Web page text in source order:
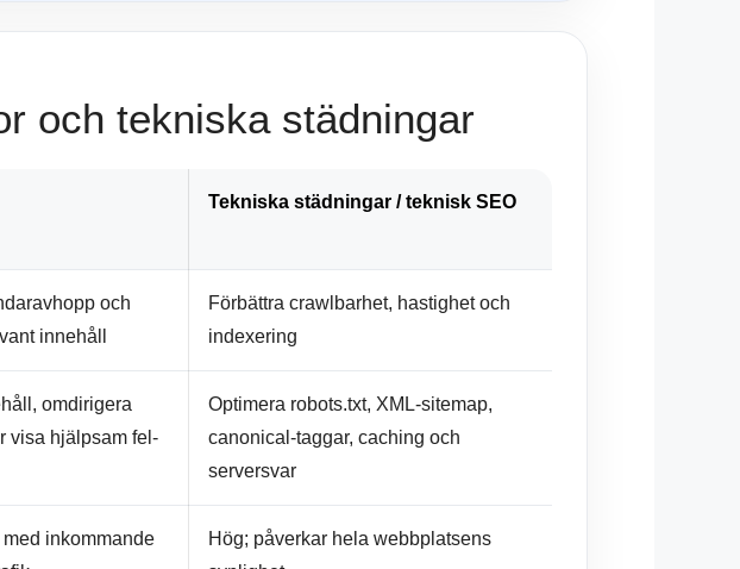
och tekniska städningar
Tekniska städningar /teknisk SEO
och
innehåll
Förbättra crawlbarhet, hastighet och
indexering
omdirigera
visa hjälpsam fel-
Optimera robots.txt, XML-sitemap,
canonical-taggar, caching och
serversvar
inkommande
Hög; påverkar hela webbplatsens